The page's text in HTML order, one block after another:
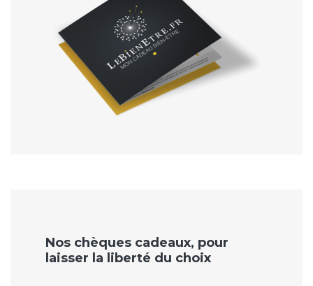
Nos chèques cadeaux, pour
laisser la liberté du choix